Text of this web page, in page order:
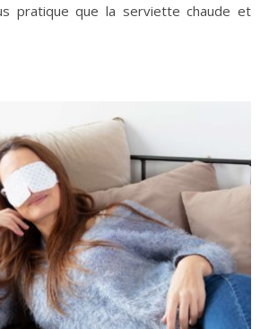
pratique que la serviette chaude et